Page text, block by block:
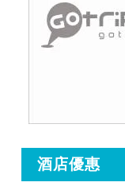
酒店優惠